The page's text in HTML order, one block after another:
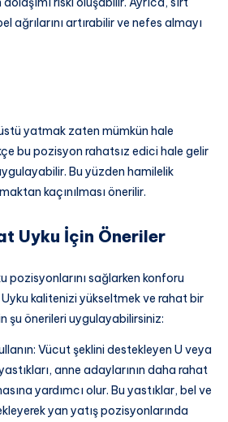
ağrılarını artırabilir ve nefes almayı
yatmak zaten mümkün hale
bu pozisyon rahatsız edici hale gelir
Bu yüzden hamilelik
kaçınılması önerilir.
Uyku İçin Öneriler
pozisyonlarını sağlarken konforu
kalitenizi yükseltmek ve rahat bir
şu önerileri uygulayabilirsiniz:
Vücut şeklini destekleyen U veya
anne adaylarının daha rahat
yardımcı olur. Bu yastıklar, bel ve
yan yatış pozisyonlarında